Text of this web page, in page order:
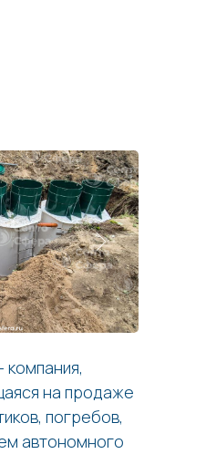
на продаже
погребов,
автономного